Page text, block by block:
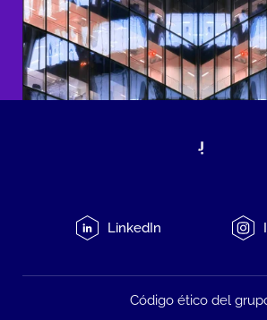
LinkedIn
Código ético del